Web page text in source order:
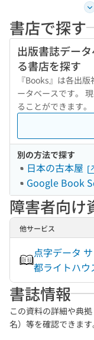
書店で探す
出版書誌デー
る書店を探す
『Books』は各出
ータベースです。
ることができます。
別の方法で探す
日本の古本屋
Google Book
障害者向け
他サービス
点字データ
都ライトハウ
書誌情報
この資料の詳細や典
名）等を確認できます